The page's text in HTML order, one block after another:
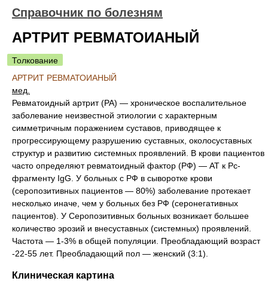
Справочник по болезням
АРТРИТ РЕВМАТОИАНЫЙ
Толкование
АРТРИТ РЕВМАТОИАНЫЙ
мед.
Ревматоидный артрит (РА) — хроническое воспалительное
заболевание неизвестной этиологии с характерным
симметричным поражением суставов, приводящее к
прогрессирующему разрушению суставных, околосуставных
структур и развитию системных проявлений. В крови пациентов
часто определяют ревматоидный фактор (РФ) — AT к Рс-
фрагменту IgG. У больных с РФ в сыворотке крови
(серопозитивных пациентов — 80%) заболевание протекает
несколько иначе, чем у больных без РФ (серонегативных
пациентов). У Серопозитивных больных возникает большее
количество эрозий и внесуставных (системных) проявлений.
Частота — 1-3% в общей популяции. Преобладающий возраст
-22-55 лет. Преобладающий пол — женский (3:1).
Клиническая картина